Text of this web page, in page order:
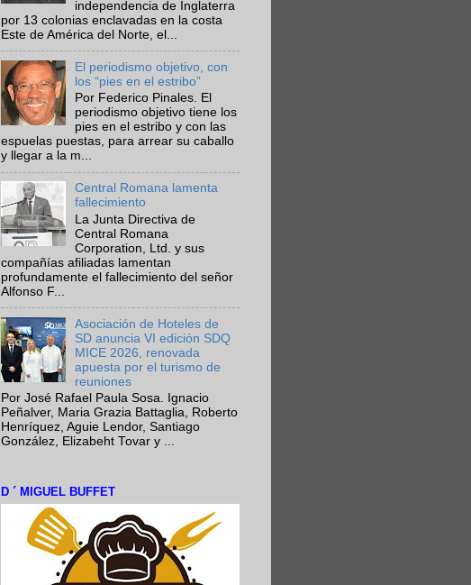
independencia de Inglaterra
por 13 colonias enclavadas en la costa
Este de América del Norte, el...
El periodismo objetivo, con
los “pies en el estribo”
Por Federico Pinales. El
periodismo objetivo tiene los
pies en el estribo y con las
espuelas puestas, para arrear su caballo
y llegar a la m...
Central Romana lamenta
fallecimiento
La Junta Directiva de
Central Romana
Corporation, Ltd. y sus
compañías afiliadas lamentan
profundamente el fallecimiento del señor
Alfonso F...
Asociación de Hoteles de
SD anuncia VI edición SDQ
MICE 2026, renovada
apuesta por el turismo de
reuniones
Por José Rafael Paula Sosa. Ignacio
Peñalver, Maria Grazia Battaglia, Roberto
Henríquez, Aguie Lendor, Santiago
González, Elizabeht Tovar y ...
D ´ MIGUEL BUFFET